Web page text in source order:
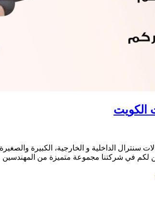
سنترال الداخلية و الخارجية، الكبيرة
لكم في شركتنا مجموعة متميزة من